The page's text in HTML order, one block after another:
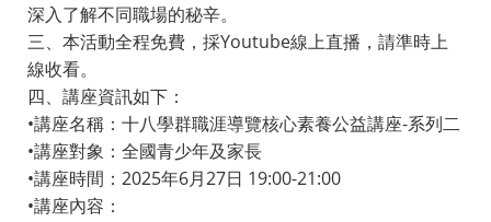
深入了解不同職場的秘辛。
三、本活動全程免費，採Youtube線上直播，請準時上
線收看。
四、講座資訊如下：
•講座名稱：十八學群職涯導覽核心素養公益講座-系列二
•講座對象：全國青少年及家長
•講座時間：2025年6月27日 19:00-21:00
•講座內容：